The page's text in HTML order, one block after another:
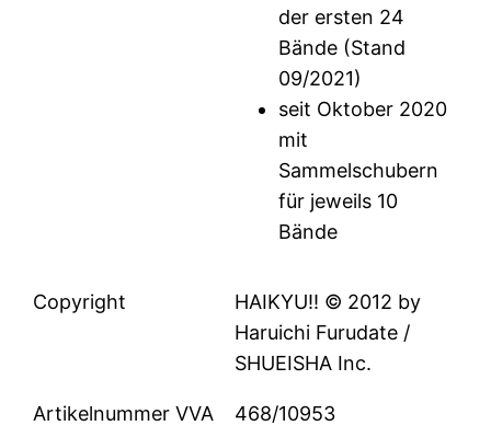
der ersten 24
Bände (Stand
09/2021)
seit Oktober 2020
mit
Sammelschubern
für jeweils 10
Bände
Copyright
HAIKYU!! © 2012 by
Haruichi Furudate /
SHUEISHA Inc.
Artikelnummer VVA 468/10953